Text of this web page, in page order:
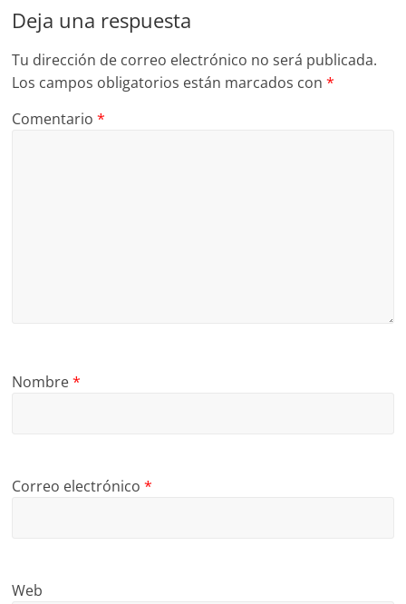
Deja una respuesta
Tu dirección de correo electrónico no será publicada.
Los campos obligatorios están marcados con*
Comentario*
Nombre*
Correo electrónico*
Web